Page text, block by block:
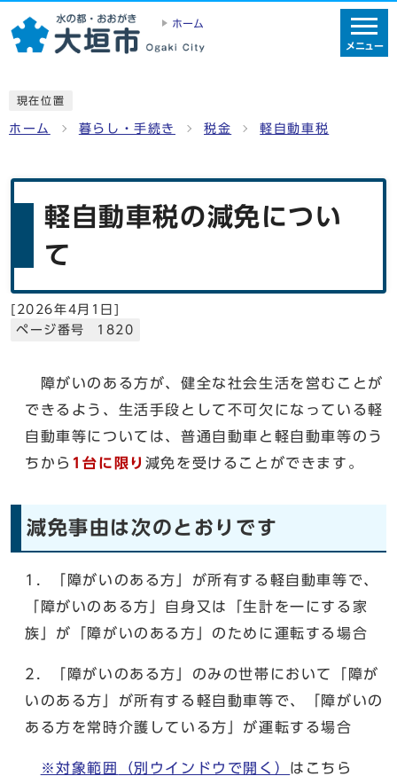
ホーム
メニュー
現在位置
ホーム 暮らし・手続き 税金 軽自動車税
軽自動車税の減免につい
て
[ 2026年4月1日]
ページ番号 1820
障がいのある方が、健全な社会生活を営むことが
できるよう、生活手段として不可欠になっている軽
自動車等については、普通自動車と軽自動車等のう
ちから 1台に限り 減免を受けることができます。
減免事由は次のとおりです
1．「障がいのある方」が所有する軽自動車等で、
「障がいのある方」自身又は「生計を一にする家
族」が「障がいのある方」のために運転する場合
2．「障がいのある方」のみの世帯において「障が
いのある方」が所有する軽自動車等で、「障がいの
ある方を常時介護している方」が運転する場合
※対象範囲 （別ウインドウで開く） はこちら